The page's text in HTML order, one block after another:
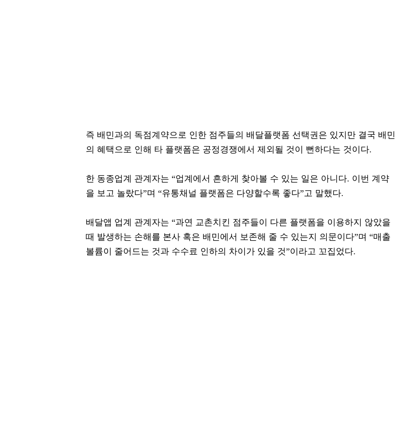
즉 배민과의 독점계약으로 인한 점주들의 배달플랫폼 선택권은 있지만 결국 배민
의 혜택으로 인해 타 플랫폼은 공정경쟁에서 제외될 것이 뻔하다는 것이다.
한 동종업계 관계자는 “업계에서 흔하게 찾아볼 수 있는 일은 아니다. 이번 계약
을 보고 놀랐다”며 “유통채널 플랫폼은 다양할수록 좋다”고 말했다.
배달앱 업계 관계자는 “과연 교촌치킨 점주들이 다른 플랫폼을 이용하지 않았을
때 발생하는 손해를 본사 혹은 배민에서 보존해 줄 수 있는지 의문이다”며 “매출
볼륨이 줄어드는 것과 수수료 인하의 차이가 있을 것”이라고 꼬집었다.